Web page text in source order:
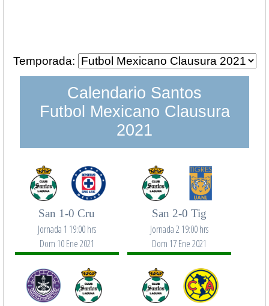
Temporada:
Calendario Santos
Futbol Mexicano Clausura
2021
San 1-0 Cru
Jornada 1 19:00 hrs
Dom 10 Ene 2021
San 2-0 Tig
Jornada 2 19:00 hrs
Dom 17 Ene 2021